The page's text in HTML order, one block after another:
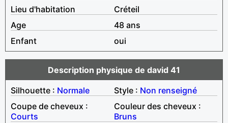
Lieu d'habitation
Créteil
Age
48 ans
Enfant
oui
Description physique de david 41
Silhouette : Normale Style : Non renseigné
Coupe de cheveux :
Courts
Couleur des cheveux :
Bruns